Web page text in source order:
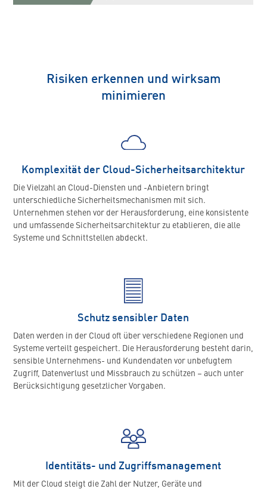
Risiken erkennen und wirksam
minimieren
Komplexität der Cloud-Sicherheitsarchitektur
Die Vielzahl an Cloud-Diensten und -Anbietern bringt
unterschiedliche Sicherheitsmechanismen mit sich.
Unternehmen stehen vor der Herausforderung, eine konsistente
und umfassende Sicherheitsarchitektur zu etablieren, die alle
Systeme und Schnittstellen abdeckt.
Schutz sensibler Daten
Daten werden in der Cloud oft über verschiedene Regionen und
Systeme verteilt gespeichert. Die Herausforderung besteht darin,
sensible Unternehmens- und Kundendaten vor unbefugtem
Zugriff, Datenverlust und Missbrauch zu schützen – auch unter
Berücksichtigung gesetzlicher Vorgaben.
Identitäts- und Zugriffsmanagement
Mit der Cloud steigt die Zahl der Nutzer, Geräte und